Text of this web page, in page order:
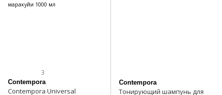
3
Contempora
Contempora Universal
Contempora
Тонирующий шампунь для